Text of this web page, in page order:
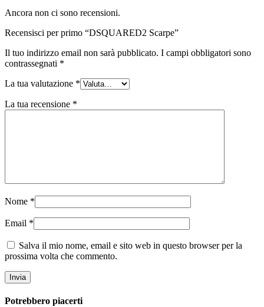
Ancora non ci sono recensioni.
Recensisci per primo “DSQUARED2 Scarpe”
Il tuo indirizzo email non sarà pubblicato. I campi obbligatori sono
contrassegnati *
La tua valutazione *
La tua recensione *
Nome *
Email *
Salva il mio nome, email e sito web in questo browser per la
prossima volta che commento.
Potrebbero piacerti